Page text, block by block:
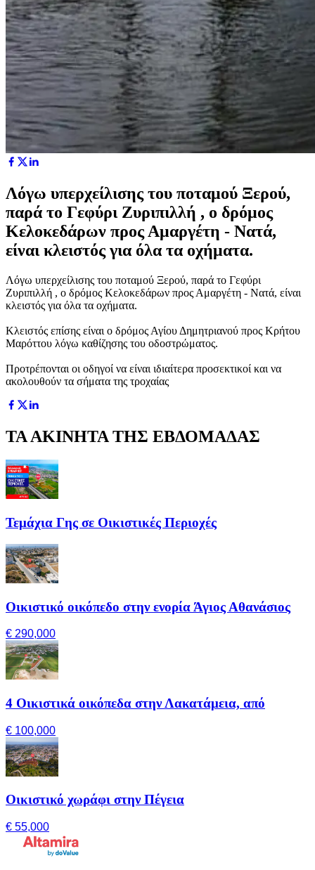
Λόγω υπερχείλισης του ποταμού Ξερού,
παρά το Γεφύρι Ζυριπιλλή , ο δρόμος
Κελοκεδάρων προς Αμαργέτη - Νατά,
είναι κλειστός για όλα τα οχήματα.
Λόγω υπερχείλισης του ποταμού Ξερού, παρά το Γεφύρι
Ζυριπιλλή , ο δρόμος Κελοκεδάρων προς Αμαργέτη - Νατά, είναι
κλειστός για όλα τα οχήματα.
Κλειστός επίσης είναι ο δρόμος Αγίου Δημητριανού προς Κρήτου
Μαρόττου λόγω καθίζησης του οδοστρώματος.
Προτρέπονται οι οδηγοί να είναι ιδιαίτερα προσεκτικοί και να
ακολουθούν τα σήματα της τροχαίας
ΤΑ ΑΚΙΝΗΤΑ ΤΗΣ ΕΒΔΟΜΑΔΑΣ
Τεμάχια Γης σε Οικιστικές Περιοχές
Οικιστικό οικόπεδο στην ενορία Άγιος Αθανάσιος
€ 290,000
4 Οικιστικά οικόπεδα στην Λακατάμεια, από
€ 100,000
Οικιστικό χωράφι στην Πέγεια
€ 55,000